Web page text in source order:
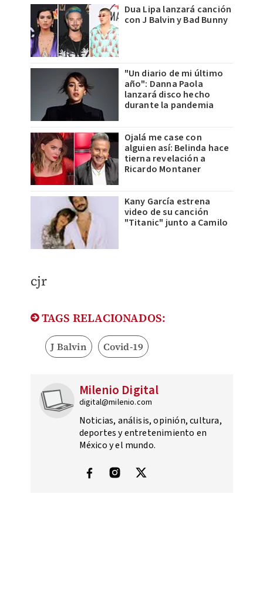
Dua Lipa lanzará canción
con J Balvin y Bad Bunny
"Un diario de mi último
año": Danna Paola
lanzará disco hecho
durante la pandemia
Ojalá me case con
alguien así: Belinda hace
tierna revelación a
Ricardo Montaner
Kany García estrena
video de su canción
"Titanic" junto a Camilo
cjr
TAGS RELACIONADOS:
J Balvin Covid-19
Milenio Digital
digital@milenio.com
Noticias, análisis, opinión, cultura,
deportes y entretenimiento en
México y el mundo.